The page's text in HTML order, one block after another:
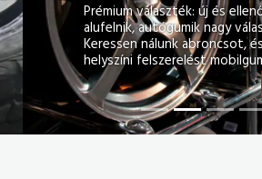
Prémium választék: új és
alufelnik, autógumik nagy
Keressen nálunk abroncsot, és
helyszíni felszerelést